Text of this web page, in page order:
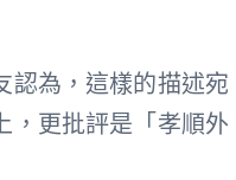
認為，這樣的描述宛
，更批評是「孝順外